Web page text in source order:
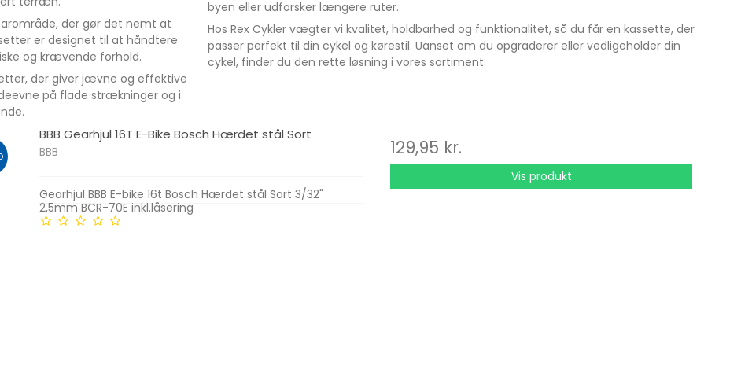
der gør det nemt at
er designet til at håndtere
og krævende forhold.
der giver jævne og effektive
på flade strækninger og i
byen eller udforsker længere ruter.
Hos Rex Cykler vægter vi kvalitet, holdbarhed og funktionalitet, så du får en kassette, der
passer perfekt til din cykel og kørestil. Uanset om du opgraderer eller vedligeholder din
cykel, finder du den rette løsning i vores sortiment.
BBB Gearhjul 16T E-Bike Bosch Hærdet stål Sort
BBB
Gearhjul BBB E-bike 16t Bosch Hærdet stål Sort 3/32"
2,5mm BCR-70E inkl.låsering
129,95 kr.
Vis produkt